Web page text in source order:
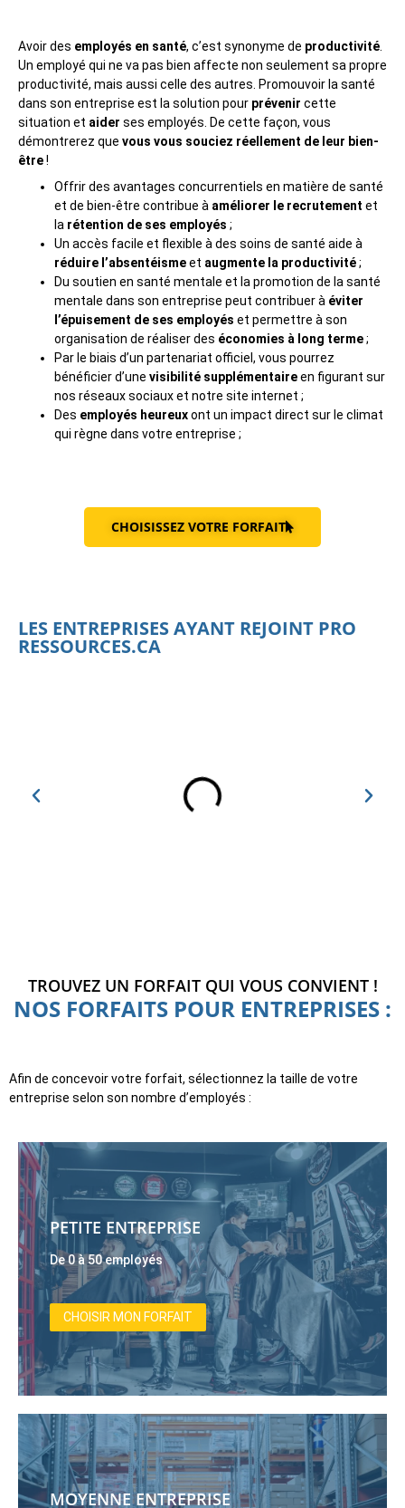
Avoir des employés en santé, c’est synonyme de productivité.
Un employé qui ne va pas bien affecte non seulement sa propre
productivité, mais aussi celle des autres. Promouvoir la santé
dans son entreprise est la solution pour prévenir cette
situation et aider ses employés. De cette façon, vous
démontrerez que vous vous souciez réellement de leur bien-
être!
Offrir des avantages concurrentiels en matière de santé
et de bien-être contribue à améliorer le recrutement et
la rétention de ses employés ;
Un accès facile et flexible à des soins de santé aide à
réduire l’absentéismeet augmente la productivité;
Du soutien en santé mentale et la promotion de la santé
mentale dans son entreprise peut contribuer à éviter
l’épuisement de ses employés et permettre à son
organisation de réaliser des économies à long terme;
Par le biais d’un partenariat officiel, vous pourrez
bénéficier d’une visibilité supplémentaireen figurant sur
nos réseaux sociaux et notre site internet ;
Des employés heureuxont un impact direct sur le climat
qui règne dans votre entreprise ;
CHOISISSEZ VOTRE FORFAIT
LES ENTREPRISES AYANT REJOINT PRO
RESSOURCES.CA
TROUVEZ UN FORFAIT QUI VOUS CONVIENT !
NOS FORFAITS POUR ENTREPRISES :
Afin de concevoir votre forfait, sélectionnez la taille de votre
entreprise selon son nombre d’employés :
PETITE ENTREPRISE
De 0 à 50 employés
CHOISIR MON FORFAIT
MOYENNE ENTREPRISE